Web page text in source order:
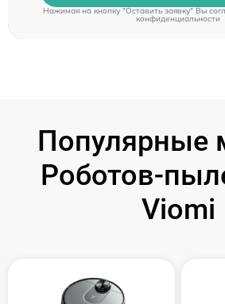
Нажимая на кнопку "Оставить заявку" Вы
конфиденциальности
Популярные
Роботов-
Viomi